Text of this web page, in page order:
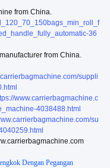
from China.
36
from China.
suppli
www.carrierbagmachine.c
4038488.html
su
Dengan Pegangan